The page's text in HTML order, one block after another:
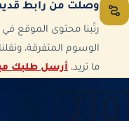
وصلت من رابط
رتّبنا محتوى الموقع
الوسوم المتفرقة،
ما تريد، أرسل طلبك